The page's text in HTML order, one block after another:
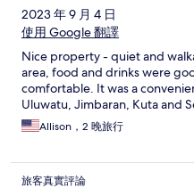
2023 年 9 月 4 日
使用 Google 翻譯
Nice property - quiet and
area, food and drinks were
comfortable. It was a
Uluwatu, Jimbaran, Kuta and
Allison，2 晚旅行
旅客真實評論